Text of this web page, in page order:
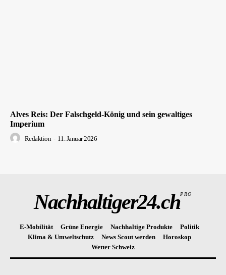
Alves Reis: Der Falschgeld-König und sein gewaltiges
Imperium
Redaktion - 11. Januar 2026
Nachhaltiger24.chPRO
E-Mobilität Grüne Energie Nachhaltige Produkte
Politik
Klima & Umweltschutz
News Scout werden
Horoskop
Wetter Schweiz